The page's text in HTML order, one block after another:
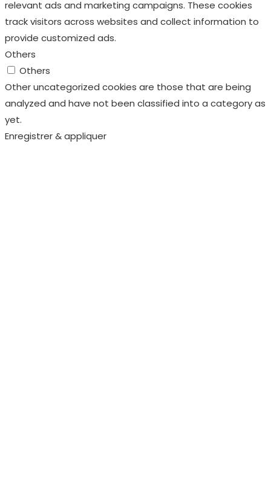
Other uncategorized cookies are those that are being
analyzed and have not been classified into a category as
yet.
Enregistrer & appliquer